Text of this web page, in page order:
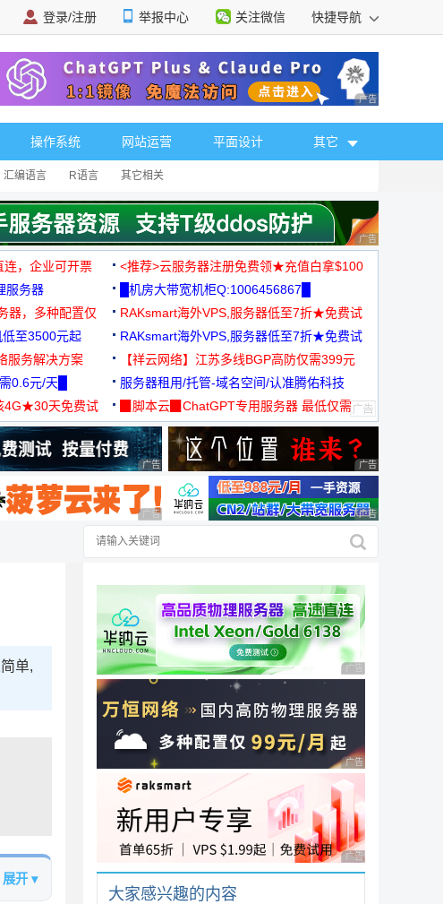
登录/注册 举报中心 关注微信 快捷导航
，理性选择 广告 商业广告，理
操作系统 网站运营 平面设计 其它
汇编语言 R语言 其它相关
广告 商业广告，理
连，企业可开票
<推荐>云服务器注册免费领★充值白拿$100
服务器
█机房大带宽机柜Q:1006456867█
器，多种配置仅
RAKsmart海外VPS,服务器低至7折★免费试
用★
至3500元起
RAKsmart海外VPS,服务器低至7折★免费试
用★
服务解决方案
【祥云网络】江苏多线BGP高防仅需399元
0.6元/天█
服务器租用/托管-域名空间/认准腾佑科技
天免费试
▉脚本云▉ChatGPT专用服务器 最低仅需
19元/月
性选择 广告 商业广告，理性选择 广告 商业广告，理
性选择 广告 商业广告，理性选择 广告 商业广告，理
单,
展开 ▾
广告 商业广告，理性
广告 商业广告，理性
广告 商业广告，理性
大家感兴趣的内容